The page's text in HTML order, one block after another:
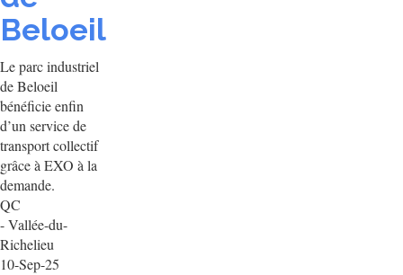
Beloeil
Le parc industriel
de Beloeil
bénéficie enfin
d’un service de
transport collectif
grâce à EXO à la
demande.
QC
- Vallée-du-
Richelieu
10-Sep-25